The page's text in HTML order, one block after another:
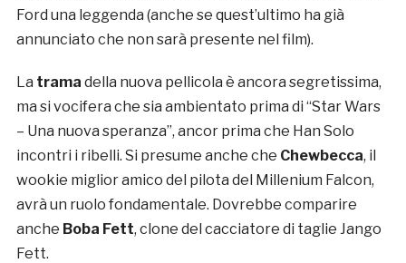
Ford una leggenda (anche se quest’ultimo ha già
annunciato che non sarà presente nel film).
La trama della nuova pellicola è ancora segretissima,
ma si vocifera che sia ambientato prima di “Star Wars
– Una nuova speranza”, ancor prima che Han Solo
incontri i ribelli. Si presume anche che Chewbecca, il
wookie miglior amico del pilota del Millenium Falcon,
avrà un ruolo fondamentale. Dovrebbe comparire
anche Boba Fett, clone del cacciatore di taglie Jango
Fett.